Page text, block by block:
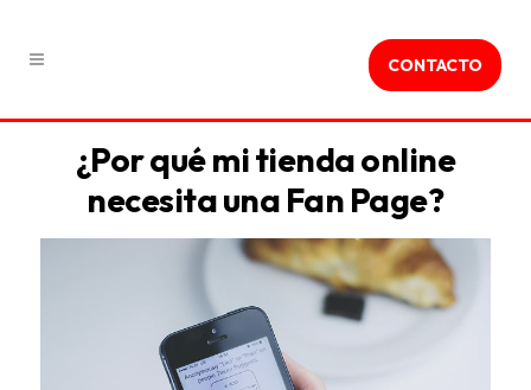
CONTACTO
¿Por qué mi tienda online
necesita una Fan Page?